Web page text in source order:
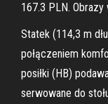
167.3 PLN.
Statek (114,3 m
połączeniem
posiłki (HB)
serwowane do